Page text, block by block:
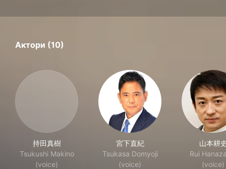
Актори (10)
持田真樹
Tsukushi Makino
(voice)
宮下直紀
Tsukasa Domyoji
(voice)
山本耕
Rui
(voice)